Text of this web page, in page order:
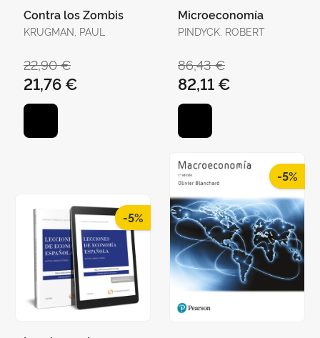
Contra los Zombis
KRUGMAN, PAUL
22,90 €
21,76 €
Microeconomía
PINDYCK, ROBERT
86,43 €
82,11 €
-5%
-5%